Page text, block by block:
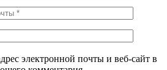
электронной почты и веб-сайт в